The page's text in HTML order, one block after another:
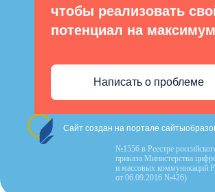
чтобы реализовать
потенциал на
Написать о проблеме
Сайт создан на портале
№1556 в Реестре
приказа Министерства
и массовых коммуникаций
от 06.09.2016 №426)